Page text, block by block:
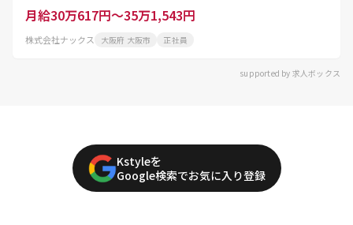
月給30万617円～35万1,543円
株式会社ナックス 大阪府 大阪市 正社員
supported by 求人ボックス
Kstyleを
Google検索でお気に入り登録